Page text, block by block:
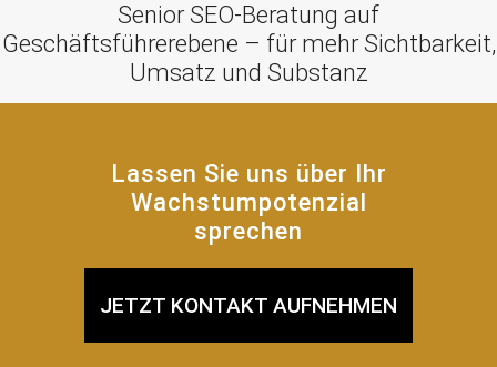
Senior SEO-Beratung auf
Geschäftsführerebene – für mehr Sichtbarkeit,
Umsatz und Substanz
Lassen Sie uns über Ihr
Wachstumpotenzial
sprechen
JETZT KONTAKT AUFNEHMEN